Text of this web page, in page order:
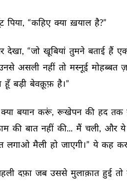
पिया, “कहिए क्या ख़याल है?”
देखा, “जो खूबियां तुमने बताई हैं
असली नहीं तो मस्नूई मोहब्बत
हूँ बड़ी बेवक़ूफ़ है।”
क्या बयान करूं, रूखेपन की हद तक
की बात नहीं की... मैं चली, और ये
लगाओ मैली हो जाएगी।” ये कह
दफ़ा जब उससे मुलाक़ात हुई तो